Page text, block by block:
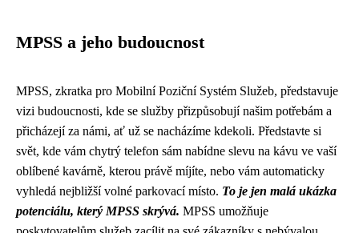
MPSS a jeho budoucnost
MPSS, zkratka pro Mobilní Poziční Systém Služeb, představuje
vizi budoucnosti, kde se služby přizpůsobují našim potřebám a
přicházejí za námi, ať už se nacházíme kdekoli. Představte si
svět, kde vám chytrý telefon sám nabídne slevu na kávu ve vaší
oblíbené kavárně, kterou právě míjíte, nebo vám automaticky
vyhledá nejbližší volné parkovací místo. To je jen malá ukázka
potenciálu, který MPSS skrývá. MPSS umožňuje